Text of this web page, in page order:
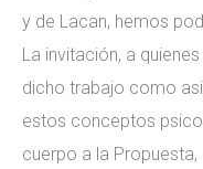
y de Lacan, hemos
La invitación, a
dicho trabajo como
estos conceptos
cuerpo a la